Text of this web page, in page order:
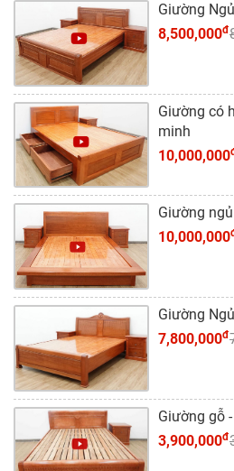
Dự
Kiến
Thức
Liên
Hệ
Giường
8,500,000đ
Giường có
minh
10,000,000
Giường
10,000,000
Giường
7,800,000đ
Giường gỗ
3,900,000đ